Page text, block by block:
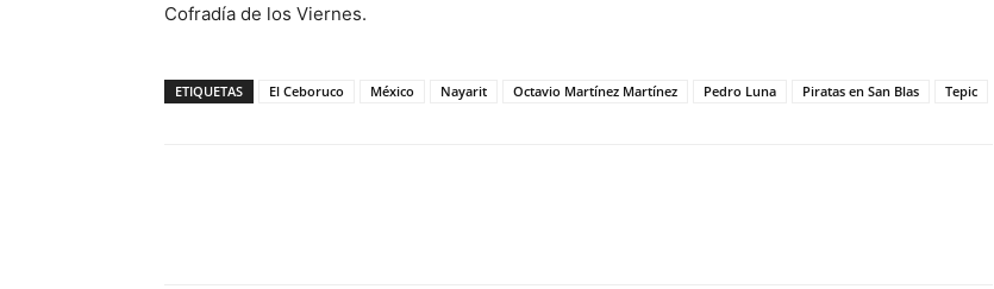
Cofradía de los Viernes.
ETIQUETAS El Ceboruco México Nayarit Octavio Martínez Martínez Pedro Luna Piratas en San Blas Tepic